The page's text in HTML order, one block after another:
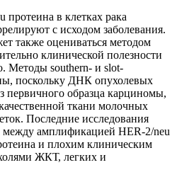
протеина в клетках рака
с исходом заболевания.
также оцениваться методом
клинической полезности
Методы southern- и slot-
поскольку ДНК опухолевых
первичного образца карциномы,
ткани молочных
Последние исследования
амплификацией HER-2/neu
и плохим клиническим
ЖКТ, легких и